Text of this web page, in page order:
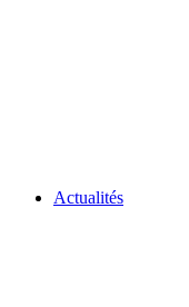
Actualités